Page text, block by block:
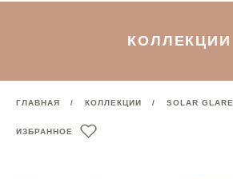
КОЛЛЕКЦИИ
ГЛАВНАЯ КОЛЛЕКЦИИ SOLAR GLARE
ИЗБРАННОЕ